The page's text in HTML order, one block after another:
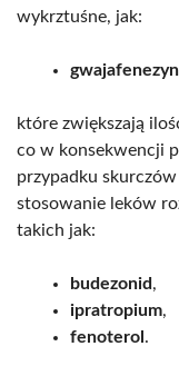
wykrztuśne, jak:
które zwiększają
co w konsekwencji
przypadku
stosowanie leków
takich jak:
budezonid,
ipratropium,
fenoterol .